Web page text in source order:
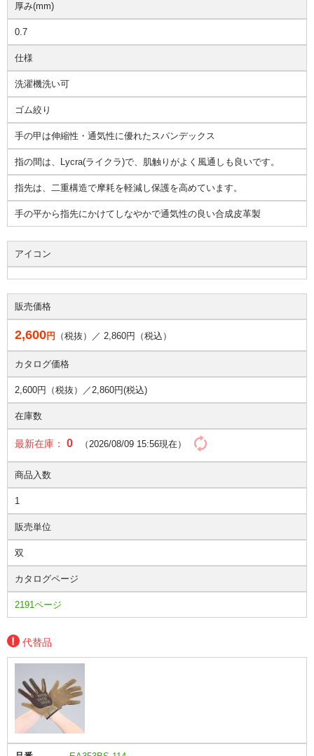
厚み(mm)
0.7
仕様
洗濯機洗い可
ゴム絞り
手の甲は伸縮性・通気性に優れたスパンデックス
指の間は、Lycra(ライクラ)で、肌触りがよく風通しも良いです。
指先は、二重構造で摩耗を軽減し保護を高めています。
手の平から指先にかけてしなやかで通気性の良い合成皮革製
アイコン
販売価格
2,600円 （税抜）／ 2,860円（税込）
カタログ価格
2,600円（税抜）／2,860円(税込)
在庫数
最新在庫： 0 （2026/08/09 15:56現在）
商品入数
1
販売単位
双
カタログページ
2191ページ
代替品